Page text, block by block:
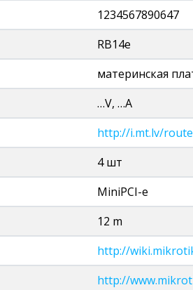
1234567890647
RB14e
материнская
…V, …A
http://i.mt.lv/
4 шт
MiniPCI-e
12 m
http://
http://